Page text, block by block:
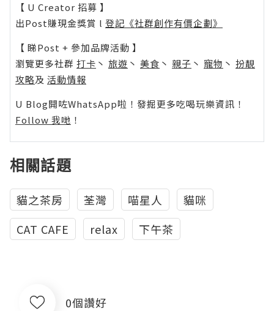
【 U Creator 招募 】
出Post賺現金獎賞 l 登記《社群創作有價企劃》
【 睇Post + 參加品牌活動 】
瀏覽更多社群 打卡 丶 旅遊 丶 美食 丶 親子 丶 寵物 丶 扮靚
攻略及 活動情報
U Blog開咗WhatsApp啦！發掘更多吃喝玩樂資訊！
Follow 我哋 ！
相關話題
貓之茶房 荃灣 喵星人
貓咪
CAT CAFE
relax 下午茶
0個讚好